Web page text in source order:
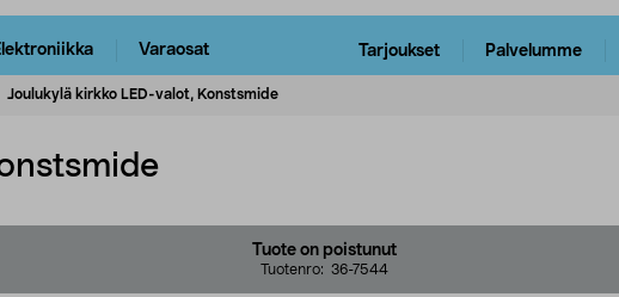
Varaosat Tarjoukset Palvelumme
Joulukylä kirkko LED-valot, Konstsmide
Tuote on poistunut
Tuotenro: 36-7544